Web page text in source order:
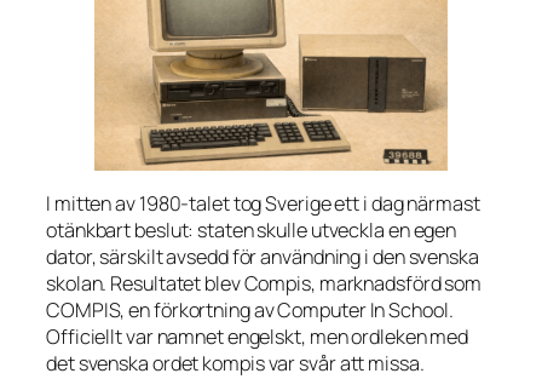
I mitten av 1980-talet tog Sverige ett i dag närmast
otänkbart beslut: staten skulle utveckla en egen
dator, särskilt avsedd för användning i den svenska
skolan. Resultatet blev Compis, marknadsförd som
COMPIS, en förkortning avComputer In School.
Officiellt var namnet engelskt, men ordleken med
det svenska ordetkompisvar svår att missa.